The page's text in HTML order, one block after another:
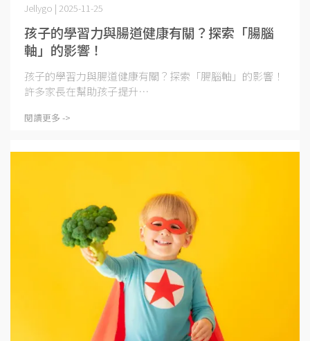
孩子的學習力與腸道健康有關？探索「腸腦
軸」的影響！
Jellygo | 2025-11-25
孩子的學習力與腸道健康有關？探索「腸腦軸」的影響！
許多家長在幫助孩子提升⋯
閱讀更多 ->